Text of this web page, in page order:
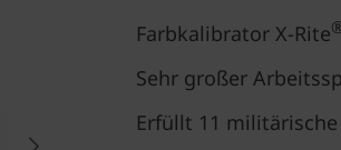
Farbkalibrator X-Rite
Sehr großer
Erfüllt 11